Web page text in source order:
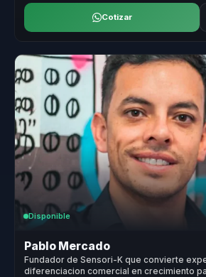
Cotizar
Disponible
Pablo Mercado
Fundador de Sensori-K que convierte
diferenciacion comercial en crecimiento